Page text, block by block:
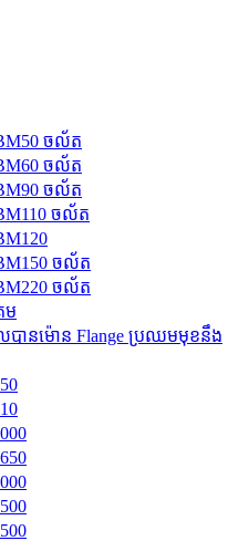
ចល័ត
ចល័ត
ចល័ត
ចល័ត
ចល័ត
ចល័ត
ម
បានម៉ោន Flange ប្រឈមមុខនឹង